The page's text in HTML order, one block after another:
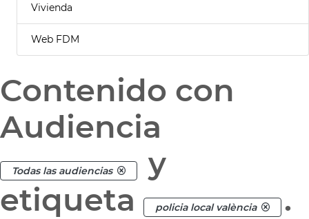
Vivienda
Web FDM
Contenido con
Audiencia
Todas las audiencias
y
etiqueta
policia local valència .